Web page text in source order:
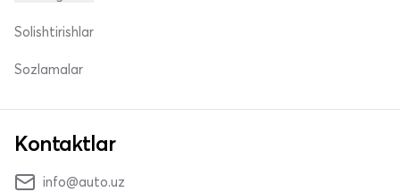
Solishtirishlar
Sozlamalar
Kontaktlar
info@auto.uz